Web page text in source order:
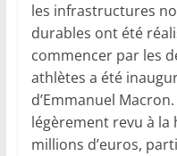
les infrastructures
durables ont été
commencer par les
athlètes a été
d’Emmanuel
légèrement revu à la
millions d’euros,